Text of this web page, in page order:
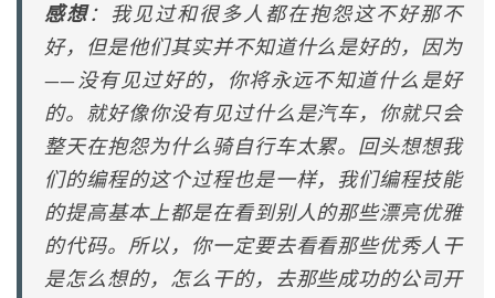
感想：我见过和很多人都在抱怨这不好那不
好，但是他们其实并不知道什么是好的，因为
——没有见过好的，你将永远不知道什么是好
的。就好像你没有见过什么是汽车，你就只会
整天在抱怨为什么骑自行车太累。回头想想我
们的编程的这个过程也是一样，我们编程技能
的提高基本上都是在看到别人的那些漂亮优雅
的代码。所以，你一定要去看看那些优秀人干
是怎么想的，怎么干的，去那些成功的公司开